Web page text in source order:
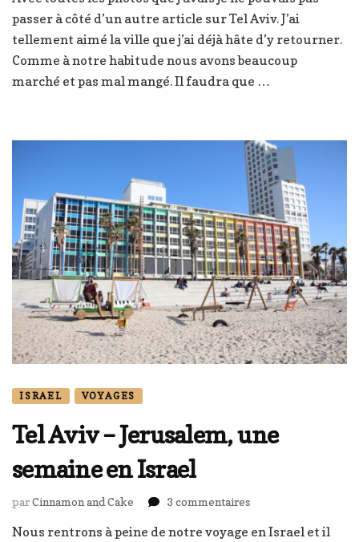
choses
à
faire
à
Tel
passer à côté d’un autre article sur Tel Aviv. J’ai
tellement aimé la ville que j’ai déjà hâte d’y retourner.
Comme à notre habitude nous avons beaucoup
marché et pas mal mangé. Il faudra que …
ISRAEL VOYAGES
Tel Aviv – Jerusalem, une
semaine en Israel
parCinnamon and Cake 3 commentairessur
Aviv
Nous rentrons à peine de notre voyage en Israel et il